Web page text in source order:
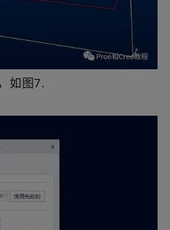
如图7.